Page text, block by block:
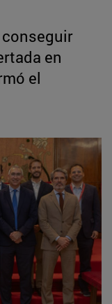
conseguir
en
el